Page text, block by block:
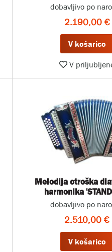
dobavljivo po
2.190,00 €
V košarico
V
Melodija otroška
harmonika
dobavljivo po
2.510,00 €
V košarico